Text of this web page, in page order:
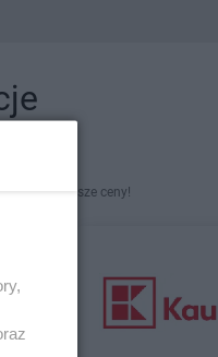
i najniższe ceny!